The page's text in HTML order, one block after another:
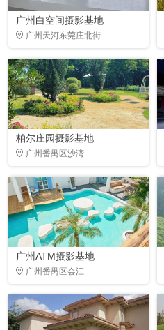
广州白空间摄影基地
广州天河东莞庄北街
柏尔庄园摄影基地
广州番禺区沙湾
广州ATM摄影基地
广州番禺区会江